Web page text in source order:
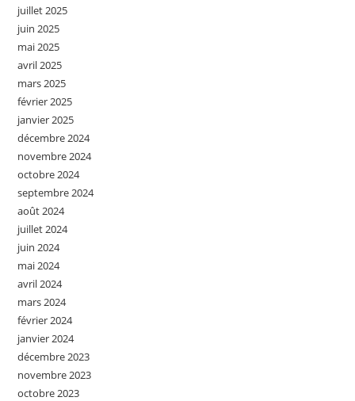
juillet 2025
juin 2025
mai 2025
avril 2025
mars 2025
février 2025
janvier 2025
décembre 2024
novembre 2024
octobre 2024
septembre 2024
août 2024
juillet 2024
juin 2024
mai 2024
avril 2024
mars 2024
février 2024
janvier 2024
décembre 2023
novembre 2023
octobre 2023